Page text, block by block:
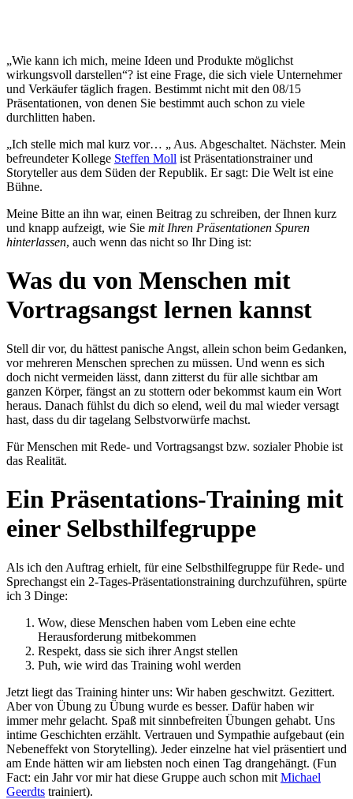
„Wie kann ich mich, meine Ideen und Produkte möglichst
wirkungsvoll darstellen“? ist eine Frage, die sich viele Unternehmer
und Verkäufer täglich fragen. Bestimmt nicht mit den 08/15
Präsentationen, von denen Sie bestimmt auch schon zu viele
durchlitten haben.
„Ich stelle mich mal kurz vor… „ Aus. Abgeschaltet. Nächster. Mein
befreundeter Kollege Steffen Moll ist Präsentationstrainer und
Storyteller aus dem Süden der Republik. Er sagt: Die Welt ist eine
Bühne.
Meine Bitte an ihn war, einen Beitrag zu schreiben, der Ihnen kurz
und knapp aufzeigt, wie Sie mit Ihren Präsentationen Spuren
hinterlassen, auch wenn das nicht so Ihr Ding ist:
Was du von Menschen mit
Vortragsangst lernen kannst
Stell dir vor, du hättest panische Angst, allein schon beim Gedanken,
vor mehreren Menschen sprechen zu müssen. Und wenn es sich
doch nicht vermeiden lässt, dann zitterst du für alle sichtbar am
ganzen Körper, fängst an zu stottern oder bekommst kaum ein Wort
heraus. Danach fühlst du dich so elend, weil du mal wieder versagt
hast, dass du dir tagelang Selbstvorwürfe machst.
Für Menschen mit Rede- und Vortragsangst bzw. sozialer Phobie ist
das Realität.
Ein Präsentations-Training mit
einer Selbsthilfegruppe
Als ich den Auftrag erhielt, für eine Selbsthilfegruppe für Rede- und
Sprechangst ein 2-Tages-Präsentationstraining durchzuführen, spürte
ich 3 Dinge:
Wow, diese Menschen haben vom Leben eine echte
Herausforderung mitbekommen
Respekt, dass sie sich ihrer Angst stellen
Puh, wie wird das Training wohl werden
Jetzt liegt das Training hinter uns: Wir haben geschwitzt. Gezittert.
Aber von Übung zu Übung wurde es besser. Dafür haben wir
immer mehr gelacht. Spaß mit sinnbefreiten Übungen gehabt. Uns
intime Geschichten erzählt. Vertrauen und Sympathie aufgebaut (ein
Nebeneffekt von Storytelling). Jeder einzelne hat viel präsentiert und
am Ende hätten wir am liebsten noch einen Tag drangehängt. (Fun
Fact: ein Jahr vor mir hat diese Gruppe auch schon mit Michael
Geerdts trainiert).